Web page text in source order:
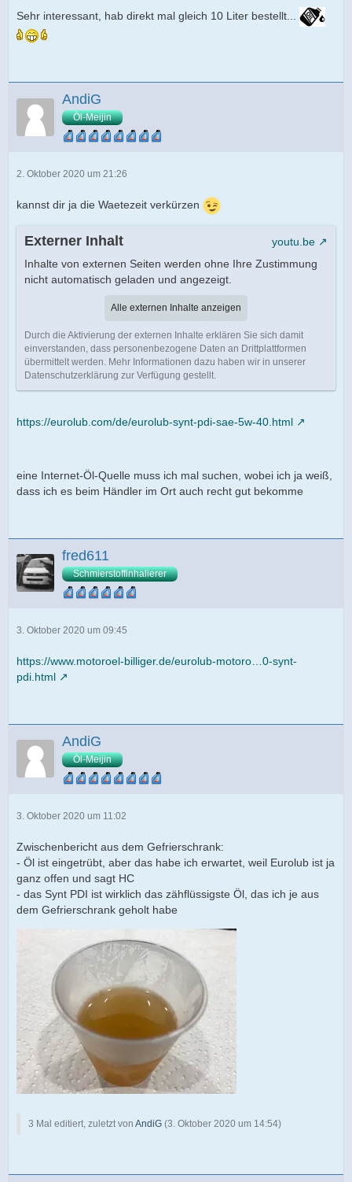
Sehr interessant, hab direkt mal gleich 10 Liter bestellt...
AndiG
Öl-Meijin
2. Oktober 2020 um 21:26
kannst dir ja die Waetezeit verkürzen
Externer Inhalt
youtu.be
Inhalte von externen Seiten werden ohne Ihre Zustimmung
nicht automatisch geladen und angezeigt.
Alle externen Inhalte anzeigen
Durch die Aktivierung der externen Inhalte erklären Sie sich damit
einverstanden, dass personenbezogene Daten an Drittplattformen
übermittelt werden. Mehr Informationen dazu haben wir in unserer
Datenschutzerklärung zur Verfügung gestellt.
https://eurolub.com/de/eurolub-synt-pdi-sae-5w-40.html
eine Internet-Öl-Quelle muss ich mal suchen, wobei ich ja weiß,
dass ich es beim Händler im Ort auch recht gut bekomme
fred611
Schmierstoffinhalierer
3. Oktober 2020 um 09:45
https://www.motoroel-billiger.de/eurolub-motoro…0-synt-
pdi.html
AndiG
Öl-Meijin
3. Oktober 2020 um 11:02
Zwischenbericht aus dem Gefrierschrank:
- Öl ist eingetrübt, aber das habe ich erwartet, weil Eurolub ist ja
ganz offen und sagt HC
- das Synt PDI ist wirklich das zähflüssigste Öl, das ich je aus
dem Gefrierschrank geholt habe
3 Mal editiert, zuletzt von AndiG (3. Oktober 2020 um 14:54)